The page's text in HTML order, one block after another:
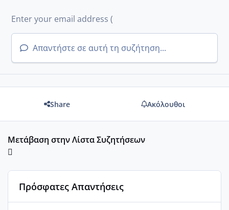
Απαντήστε σε αυτή τη συζήτηση...
Share Ακόλουθοι
Μετάβαση στην Λίστα Συζητήσεων
Πρόσφατες Απαντήσεις